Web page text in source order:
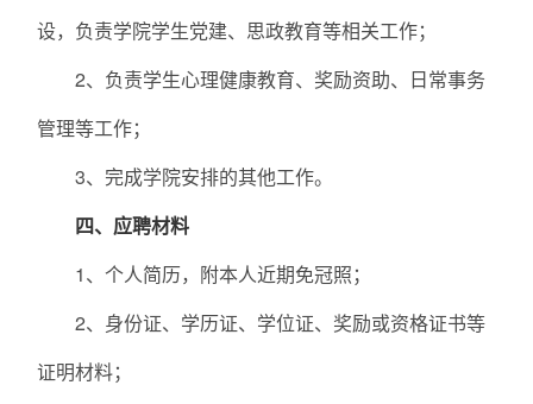
设，负责学院学生党建、思政教育等相关工作；
2、负责学生心理健康教育、奖励资助、日常事务
管理等工作；
3、完成学院安排的其他工作。
四、应聘材料
1、个人简历，附本人近期免冠照；
2、身份证、学历证、学位证、奖励或资格证书等
证明材料；